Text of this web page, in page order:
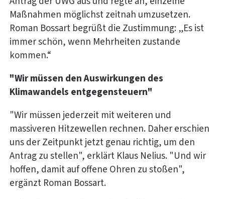
Maßnahmen möglichst zeitnah umzusetzen.
Roman Bossart begrüßt die Zustimmung: „Es ist
immer schön, wenn Mehrheiten zustande
kommen.“
"Wir müssen den Auswirkungen des
Klimawandels entgegensteuern"
"Wir müssen jederzeit mit weiteren und
massiveren Hitzewellen rechnen. Daher erschien
uns der Zeitpunkt jetzt genau richtig, um den
Antrag zu stellen", erklärt Klaus Nelius. "Und wir
hoffen, damit auf offene Ohren zu stoßen",
ergänzt Roman Bossart.